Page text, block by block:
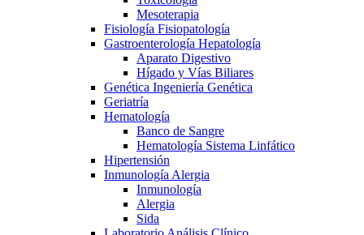
Mesoterapia
Fisiología Fisiopatología
Gastroenterología Hepatología
Aparato Digestivo
Hígado y Vías Biliares
Genética Ingeniería Genética
Geriatría
Hematología
Banco de Sangre
Hematología Sistema Linfático
Hipertensión
Inmunología Alergia
Inmunología
Alergia
Sida